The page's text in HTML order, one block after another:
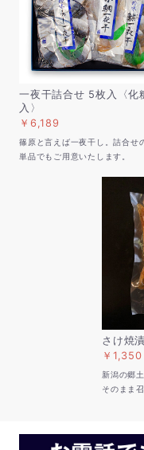
一夜干詰合せ 5枚入〈化
入〉
￥6,189
篠原と言えば一夜干し。詰合せ
単品でもご用意いたします。
さけ焼漬
￥1,350
新潟の郷
そのまま